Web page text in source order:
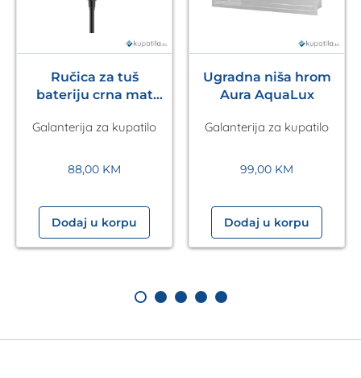
Ručica za tuš
bateriju crna mat
HANSGROHE
Galanterija za kupatilo
88,00 KM
Dodaj u korpu
Ugradna niša hrom
Aura AquaLux
Galanterija za kupatilo
99,00 KM
Dodaj u korpu